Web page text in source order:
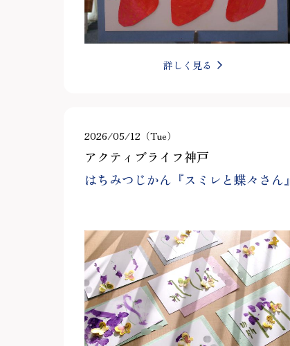
詳しく見る
2026/05/12（Tue）
アクティブライフ神戸
はちみつじかん『スミレと蝶々さん』